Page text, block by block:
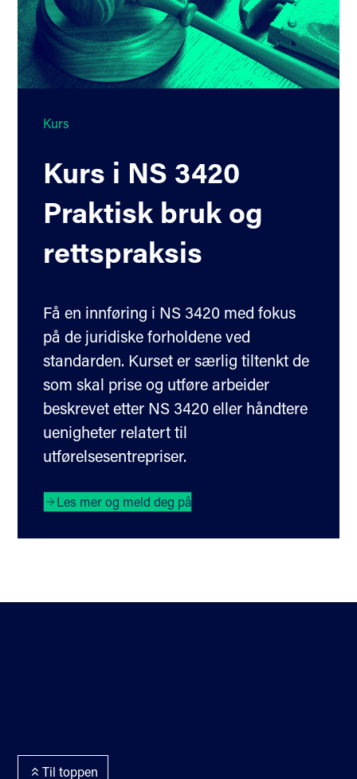
Kurs
Kurs i NS 3420
Praktisk bruk og
rettspraksis
Få en innføring i NS 3420 med fokus
på de juridiske forholdene ved
standarden. Kurset er særlig tiltenkt de
som skal prise og utføre arbeider
beskrevet etter NS 3420 eller håndtere
uenigheter relatert til
utførelsesentrepriser.
Les mer og meld deg på
Til toppen